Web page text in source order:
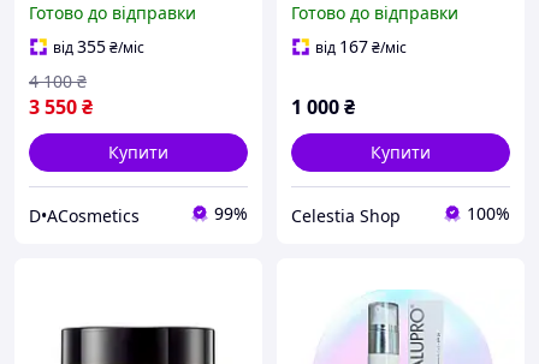
сухої, чутливої шкіри
обличчя Renewal Creme
Zein Obagi 50 ml
Готово до відправки
від355₴/міс
3 550₴
4 100 ₴
Купити
D•ACosmetics 99%
обличчя, 50ml
Готово до відправки
від 167₴/міс
1 000₴
Купити
Celestia Shop 100%